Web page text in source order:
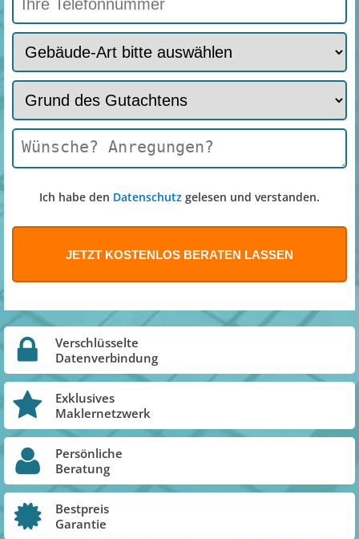
Ich habe den Datenschutz gelesen und verstanden.
Verschlüsselte
Datenverbindung
Exklusives
Maklernetzwerk
Persönliche
Beratung
Bestpreis
Garantie